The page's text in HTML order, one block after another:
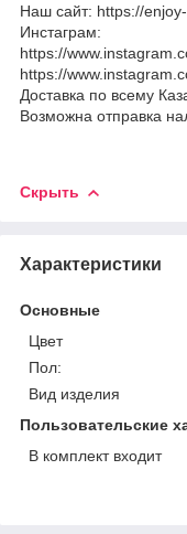
Наш сайт: https://
Инстаграм:
https://
https://
Доставка по всему
Возможна отправка
Скрыть
Характеристики
Основные
Цвет
Пол:
Вид изделия
Пользовательские
В комплект входит